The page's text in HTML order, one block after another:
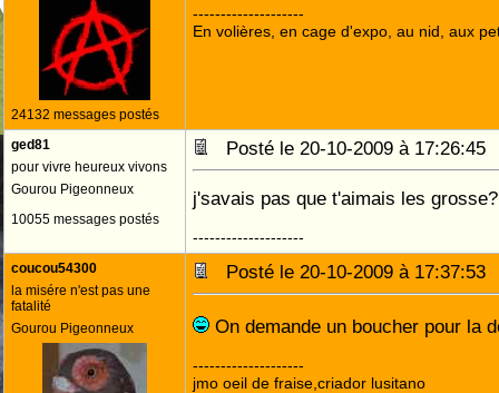
24132 messages postés
--------------------
En volières, en cage d'expo, au nid, aux
ged81
pour vivre heureux vivons
Gourou Pigeonneux
10055 messages postés
Posté le 20-10-2009 à
j'savais pas que t'aimais les
--------------------
coucou54300
la misére n'est pas une
fatalité
Gourou Pigeonneux
Posté le 20-10-2009 à
On demande un boucher pour la
--------------------
jmo oeil de fraise,criador lusitano